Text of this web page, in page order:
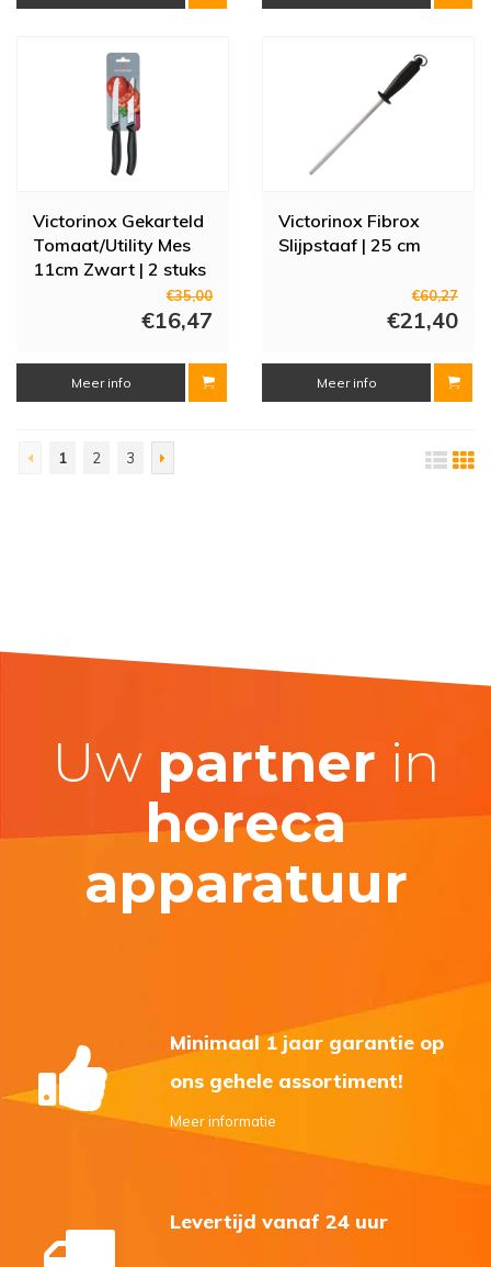
Victorinox Gekarteld
Tomaat/Utility Mes
11cm Zwart | 2 stuks
| RVS | 21,9(l)cm€35,00
€16,47
Meer info
Victorinox Fibrox
Slijpstaaf | 25 cm
€60,27
€21,40
Meer info
1 2 3
Uw partner in
horeca
apparatuur
Minimaal 1 jaar garantie op
ons gehele assortiment!
Meer informatie
Levertijd vanaf 24 uur